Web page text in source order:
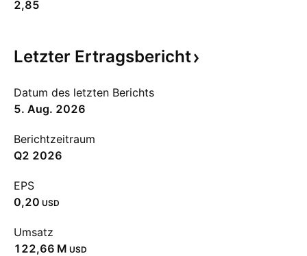
2,85
Letzter Ertragsbericht
Datum des letzten Berichts
5. Aug. 2026
Berichtzeitraum
Q2 2026
EPS
0,20 USD
Umsatz
‪122,66 M‬ USD